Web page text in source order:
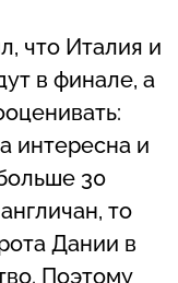
что Италия и
в финале, а
интересна и
30
то
Дании в
Поэтому